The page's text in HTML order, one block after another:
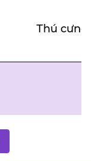
Thú cưng